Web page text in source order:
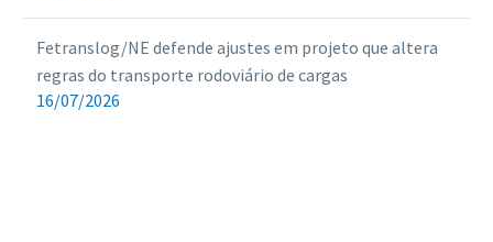
Fetranslog/NE defende ajustes em projeto que altera
regras do transporte rodoviário de cargas
16/07/2026